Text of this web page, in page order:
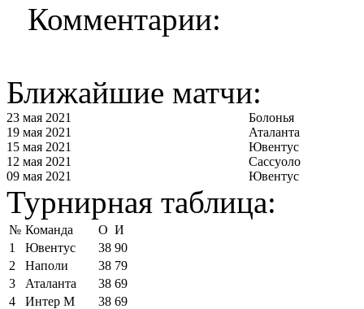
Комментарии:
Ближайшие матчи:
23 мая 2021
Болонья
19 мая 2021
Аталанта
15 мая 2021
Ювентус
12 мая 2021
Сассуоло
09 мая 2021
Ювентус
Турнирная таблица:
№ Команда О И
1
Ювентус 38 90
2
Наполи 38 79
3
Аталанта 38 69
4
Интер М 38 69